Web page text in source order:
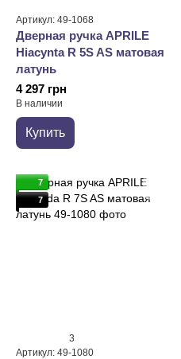
Артикул: 49-1068
Дверная ручка APRILE
Hiacynta R 5S AS матовая
латунь
4 297 грн
В наличии
Купить
7
7
3
Артикул: 49-1080